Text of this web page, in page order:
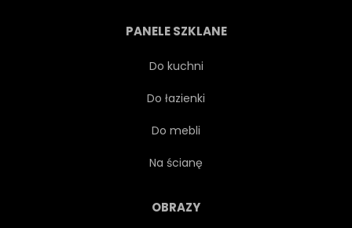
PANELE SZKLANE
Do kuchni
Do łazienki
Do mebli
Na ścianę
OBRAZY